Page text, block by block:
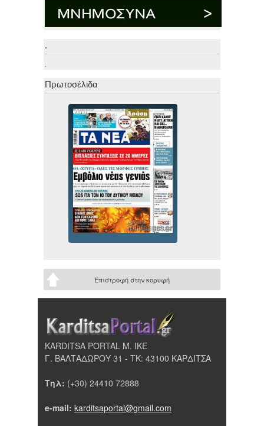
.
Πρωτοσέλιδα
Επιστροφή στην κορυφή
KARDITSA PORTAL Μ. ΙΚΕ
Γ. ΒΑΛΤΑΔΩΡΟΥ 31 - ΤΚ: 43100 ΚΑΡΔΙΤΣΑ
Τηλ: (+30) 24410 72888
e-mail: karditsaportal@gmail.com